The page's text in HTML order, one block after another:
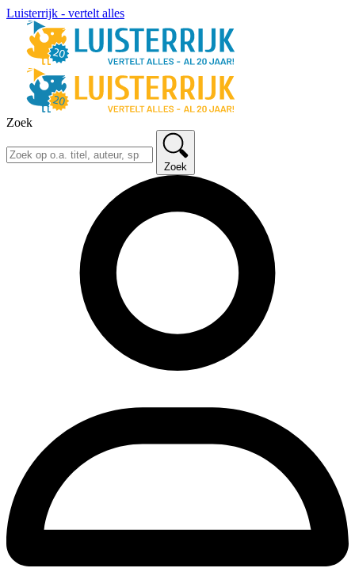
Luisterrijk - vertelt alles
Zoek
Zoek